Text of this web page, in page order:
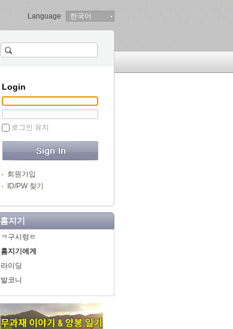
Language 한국어
Login
로그인 유지
회원가입
ID/PW 찾기
홈지기
ㅋ구시렁ㅌ
홈지기에게
라이딩
발코니